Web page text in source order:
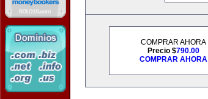
COMPRAR AHORA
Precio $790.00
COMPRAR AHORA